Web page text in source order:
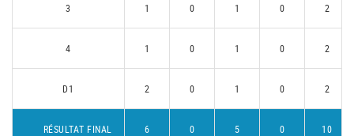
3 1 0 1 0 2
4 1 0 1 0 2
D1 2 0 1 0 2
RÉSULTAT FINAL 6 0 5 0 10